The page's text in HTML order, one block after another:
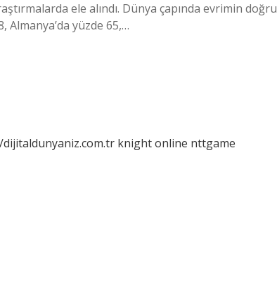
ele alındı. Dünya çapında evrimin doğru
Almanya’da yüzde 65,…
knight online nttgame